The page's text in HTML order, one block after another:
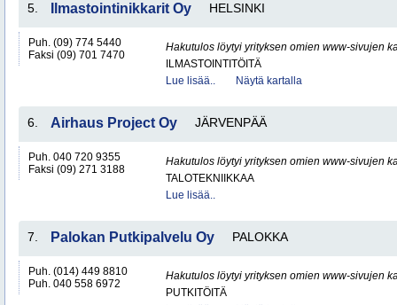
5. Ilmastointinikkarit Oy HELSINKI
Puh. (09) 774 5440
Faksi (09) 701 7470
Hakutulos löytyi yrityksen omien www-sivujen
ILMASTOINTITÖITÄ
Lue lisää..
Näytä kartalla
6. Airhaus Project Oy JÄRVENPÄÄ
Puh. 040 720 9355
Faksi (09) 271 3188
Hakutulos löytyi yrityksen omien www-sivujen
TALOTEKNIIKKAA
Lue lisää..
7. Palokan Putkipalvelu Oy PALOKKA
Puh. (014) 449 8810
Puh. 040 558 6972
Hakutulos löytyi yrityksen omien www-sivujen
PUTKITÖITÄ